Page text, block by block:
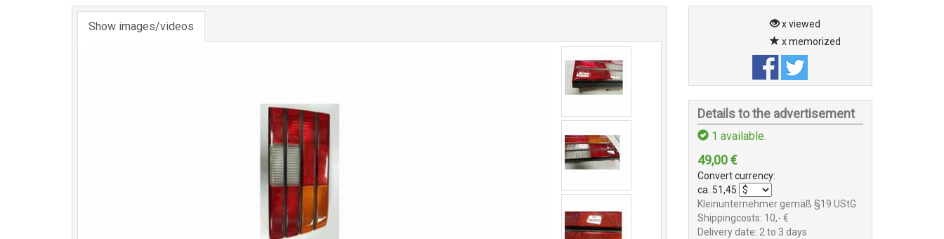
Show images/videos
x viewed
x memorized
Details to the advertisement
1 available.
49,00 €
Convert currency:
ca. 51,45
Kleinunternehmer gemäß §19 UStG
Shippingcosts: 10,- €
Delivery date: 2 to 3 days